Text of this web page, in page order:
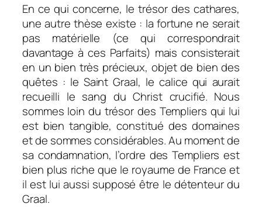
En ce qui concerne, le trésor des cathares,
une autre thèse existe : la fortune ne serait
pas matérielle (ce qui correspondrait
davantage à ces Parfaits) mais consisterait
en un bien très précieux, objet de bien des
quêtes : le Saint Graal, le calice qui aurait
recueilli le sang du Christ crucifié. Nous
sommes loin du trésor des Templiers qui lui
est bien tangible, constitué des domaines
et de sommes considérables. Au moment de
sa condamnation, l’ordre des Templiers est
bien plus riche que le royaume de France et
il est lui aussi supposé être le détenteur du
Graal.